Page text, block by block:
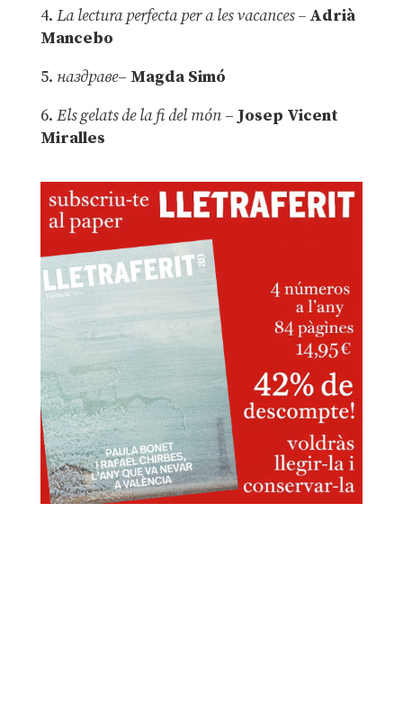
4. La lectura perfecta per a les vacances –Adrià
Mancebo
5. наздраве– Magda Simó
6. Els gelats de la fi del món – Josep Vicent
Miralles